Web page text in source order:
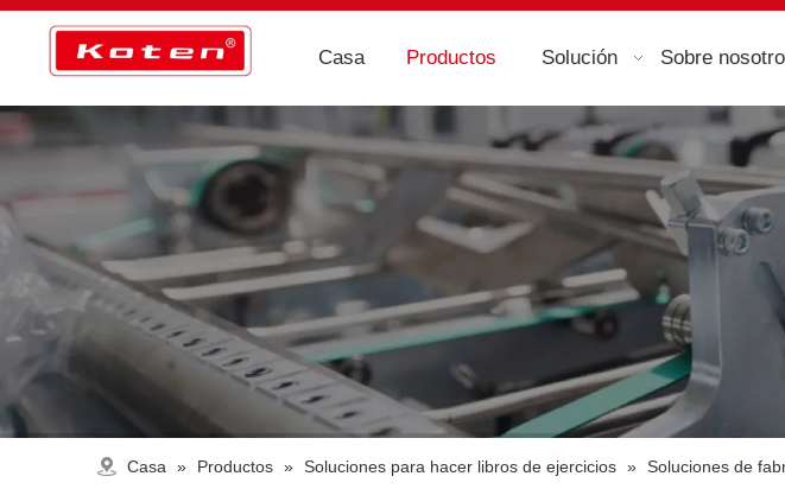
Casa Productos Solución Sobre
Casa » Productos » Soluciones para hacer libros de ejercicios » Soluciones de